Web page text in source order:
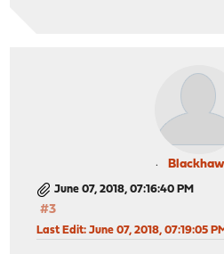
June 07, 2018, 07:16:40 PM
#3
Last Edit: June 07, 2018, 07:19:05